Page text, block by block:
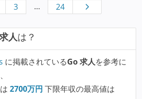
3 … 24
人は？
に掲載されているGo 求人を参考に
2700万円 下限年収の最高値は